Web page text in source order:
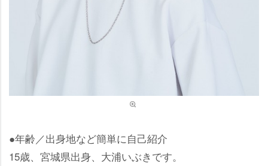
●年齢／出身地など簡単に自己紹介
15歳、宮城県出身、大浦いぶきです。